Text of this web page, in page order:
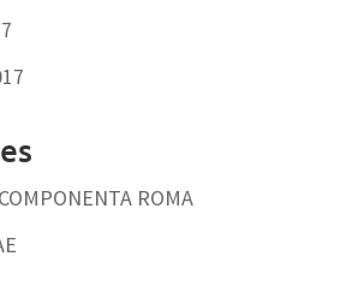
ROMA